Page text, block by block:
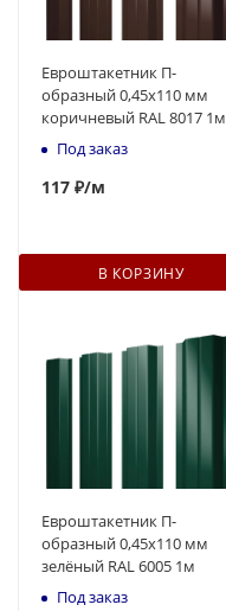
Евроштакетник П-
образный 0,45x110 мм
коричневый RAL 8017 1м
Под заказ
117 ₽/м
В КОРЗИНУ
Евроштакетник П-
образный 0,45x110 мм
зелёный RAL 6005 1м
Под заказ